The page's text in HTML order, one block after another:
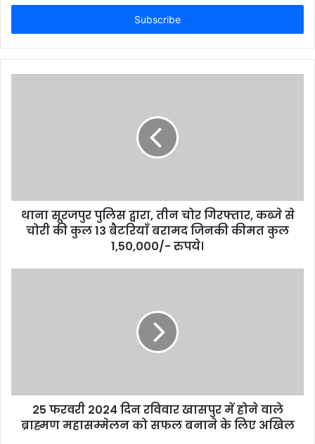
Email
थाना सूरजपुर पुलिस द्वारा, तीन चोर गिरफ्तार, कब्जे से
चोरी की कुल 13 बैटरियाँ बरामद जिनकी कीमत कुल
1,50,000/- रुपये।
25 फरवरी 2024 दिन रविवार खासपुर में होने वाले
ब्राह्मण महासम्मेलन को सफल बनाने के लिए अखिल